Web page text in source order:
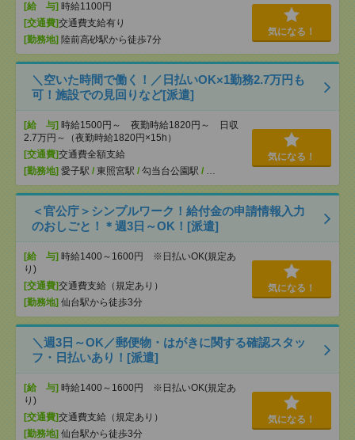
[給 与] 時給1100円
[交通費]交通費支給有り
[勤務地] 陸前高砂駅から徒歩7分
気になる！
＼空いた時間で働く！／日払いOK×1勤務2.7万円も
可！施設での見回りなど[派遣]
[給 与] 時給1500円～ 夜勤時給1820円～ 日収
2.7万円～（夜勤時給1820円×15h）
[交通費]交通費全額支給
[勤務地] 愛子駅 / 東照宮駅 / 勾当台公園駅 / …
気になる！
＜官公庁＞シンプルワーク！給付金の申請情報入力
のおしごと！＊週3日～OK！[派遣]
[給 与] 時給1400～1600円 ※日払いOK(規定あ
り)
[交通費]交通費支給（規定あり）
[勤務地] 仙台駅から徒歩3分
気になる！
＼週3日～OK／郵便物・はがきに関する確認スタッ
フ・日払いあり！[派遣]
[給 与] 時給1400～1600円 ※日払いOK(規定あ
り)
[交通費]交通費支給（規定あり）
[勤務地] 仙台駅から徒歩3分
気になる！